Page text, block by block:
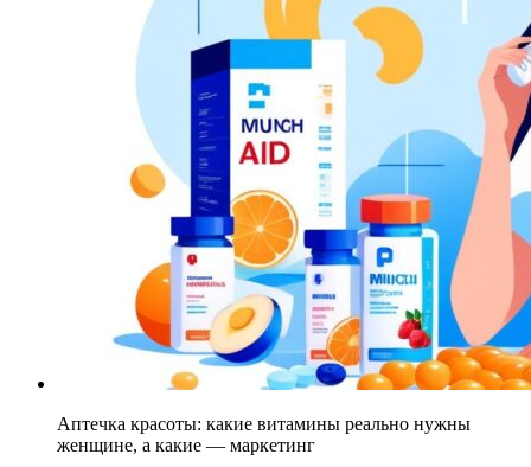
Аптечка красоты: какие витамины реально нужны
женщине, а какие — маркетинг